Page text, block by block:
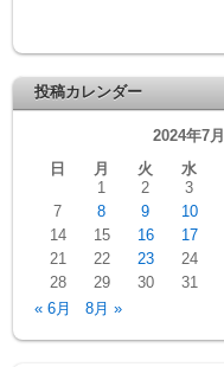
投稿カレンダー
2024年7月
日
月 火 水
1
2 3
7
8 9 10
14
15 16 17
21
22 23 24
28
29 30
31
« 6月
8月 »